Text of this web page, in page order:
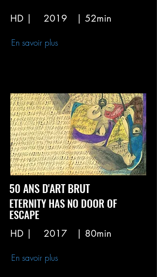
HD | 2019 | 52min
En savoir plus
50 ANS D'ART BRUT
ETERNITY HAS NO DOOR OF
ESCAPE
HD | 2017 | 80min
En savoir plus